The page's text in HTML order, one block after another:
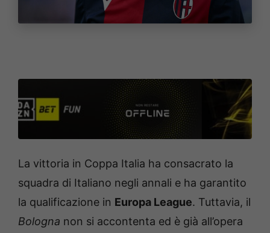
La vittoria in Coppa Italia ha consacrato la
squadra di Italiano negli annali e ha garantito
la qualificazione in Europa League. Tuttavia, il
Bologna non si accontenta ed è già all’opera